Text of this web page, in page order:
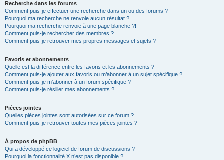
Recherche dans les forums
Comment puis-je effectuer une recherche dans un ou des forums ?
Pourquoi ma recherche ne renvoie aucun résultat ?
Pourquoi ma recherche renvoie à une page blanche ?!
Comment puis-je rechercher des membres ?
Comment puis-je retrouver mes propres messages et sujets ?
Favoris et abonnements
Quelle est la différence entre les favoris et les abonnements ?
Comment puis-je ajouter aux favoris ou m’abonner à un sujet spécifique ?
Comment puis-je m’abonner à un forum spécifique ?
Comment puis-je résilier mes abonnements ?
Pièces jointes
Quelles pièces jointes sont autorisées sur ce forum ?
Comment puis-je retrouver toutes mes pièces jointes ?
À propos de phpBB
Qui a développé ce logiciel de forum de discussions ?
Pourquoi la fonctionnalité X n’est pas disponible ?